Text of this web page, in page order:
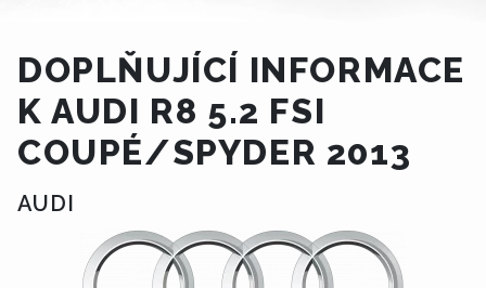
DOPLŇUJÍCÍ INFORMACE
K AUDI R8 5.2 FSI
COUPÉ/SPYDER 2013
AUDI